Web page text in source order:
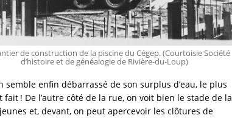
de construction de la piscine du Cégep. (Courtoisie Société
d’histoire et de généalogie de Rivière-du-Loup)
semble enfin débarrassé de son surplus d’eau, le plus
fait ! De l’autre côté de la rue, on voit bien le stade de la
et, devant, on peut apercevoir les clôtures de